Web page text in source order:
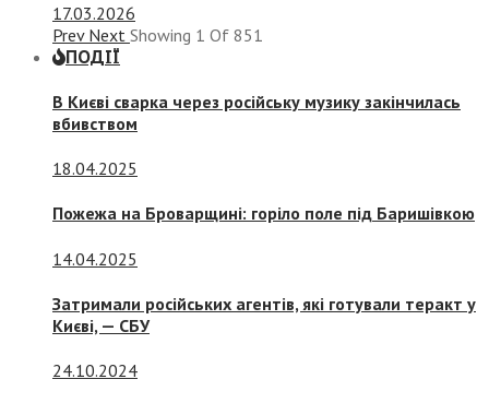
17.03.2026
Prev Next Showing 1 Of 851
ПОДІЇ
В Києві сварка через російську музику закінчилась
вбивством
18.04.2025
Пожежа на Броварщині: горіло поле під Баришівкою
14.04.2025
Затримали російських агентів, які готували теракт у
Києві, — СБУ
24.10.2024